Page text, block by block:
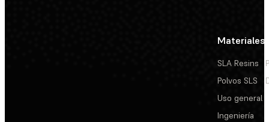
Materiales
SLA Resins
Polvos SLS
Uso general
Ingeniería